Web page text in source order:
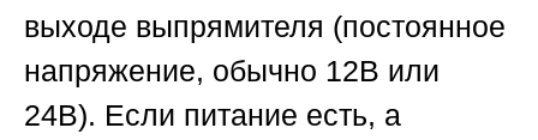
выходе выпрямителя (постоянное
напряжение, обычно 12В или
24В). Если питание есть, а